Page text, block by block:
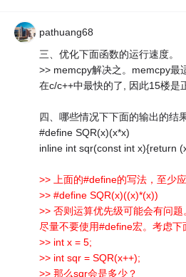
pathuang68
三、优化下面函数的运行速度。
>> memcpy解决之。memcpy最
在c/c++中最快的了, 因此15楼是
四、哪些情况下下面的输出的结
#define SQR(x)(x*x)
inline int sqr(const int x){return
>> 上面的#define的写法，至少应
>> #define SQR(x)((x)*(x))
>> 否则运算优先级可能会有问
尽量不要使用#define宏。考虑下
>> int x = 5;
>> int sqr = SQR(x++);
>> 那么sqr会是多少？